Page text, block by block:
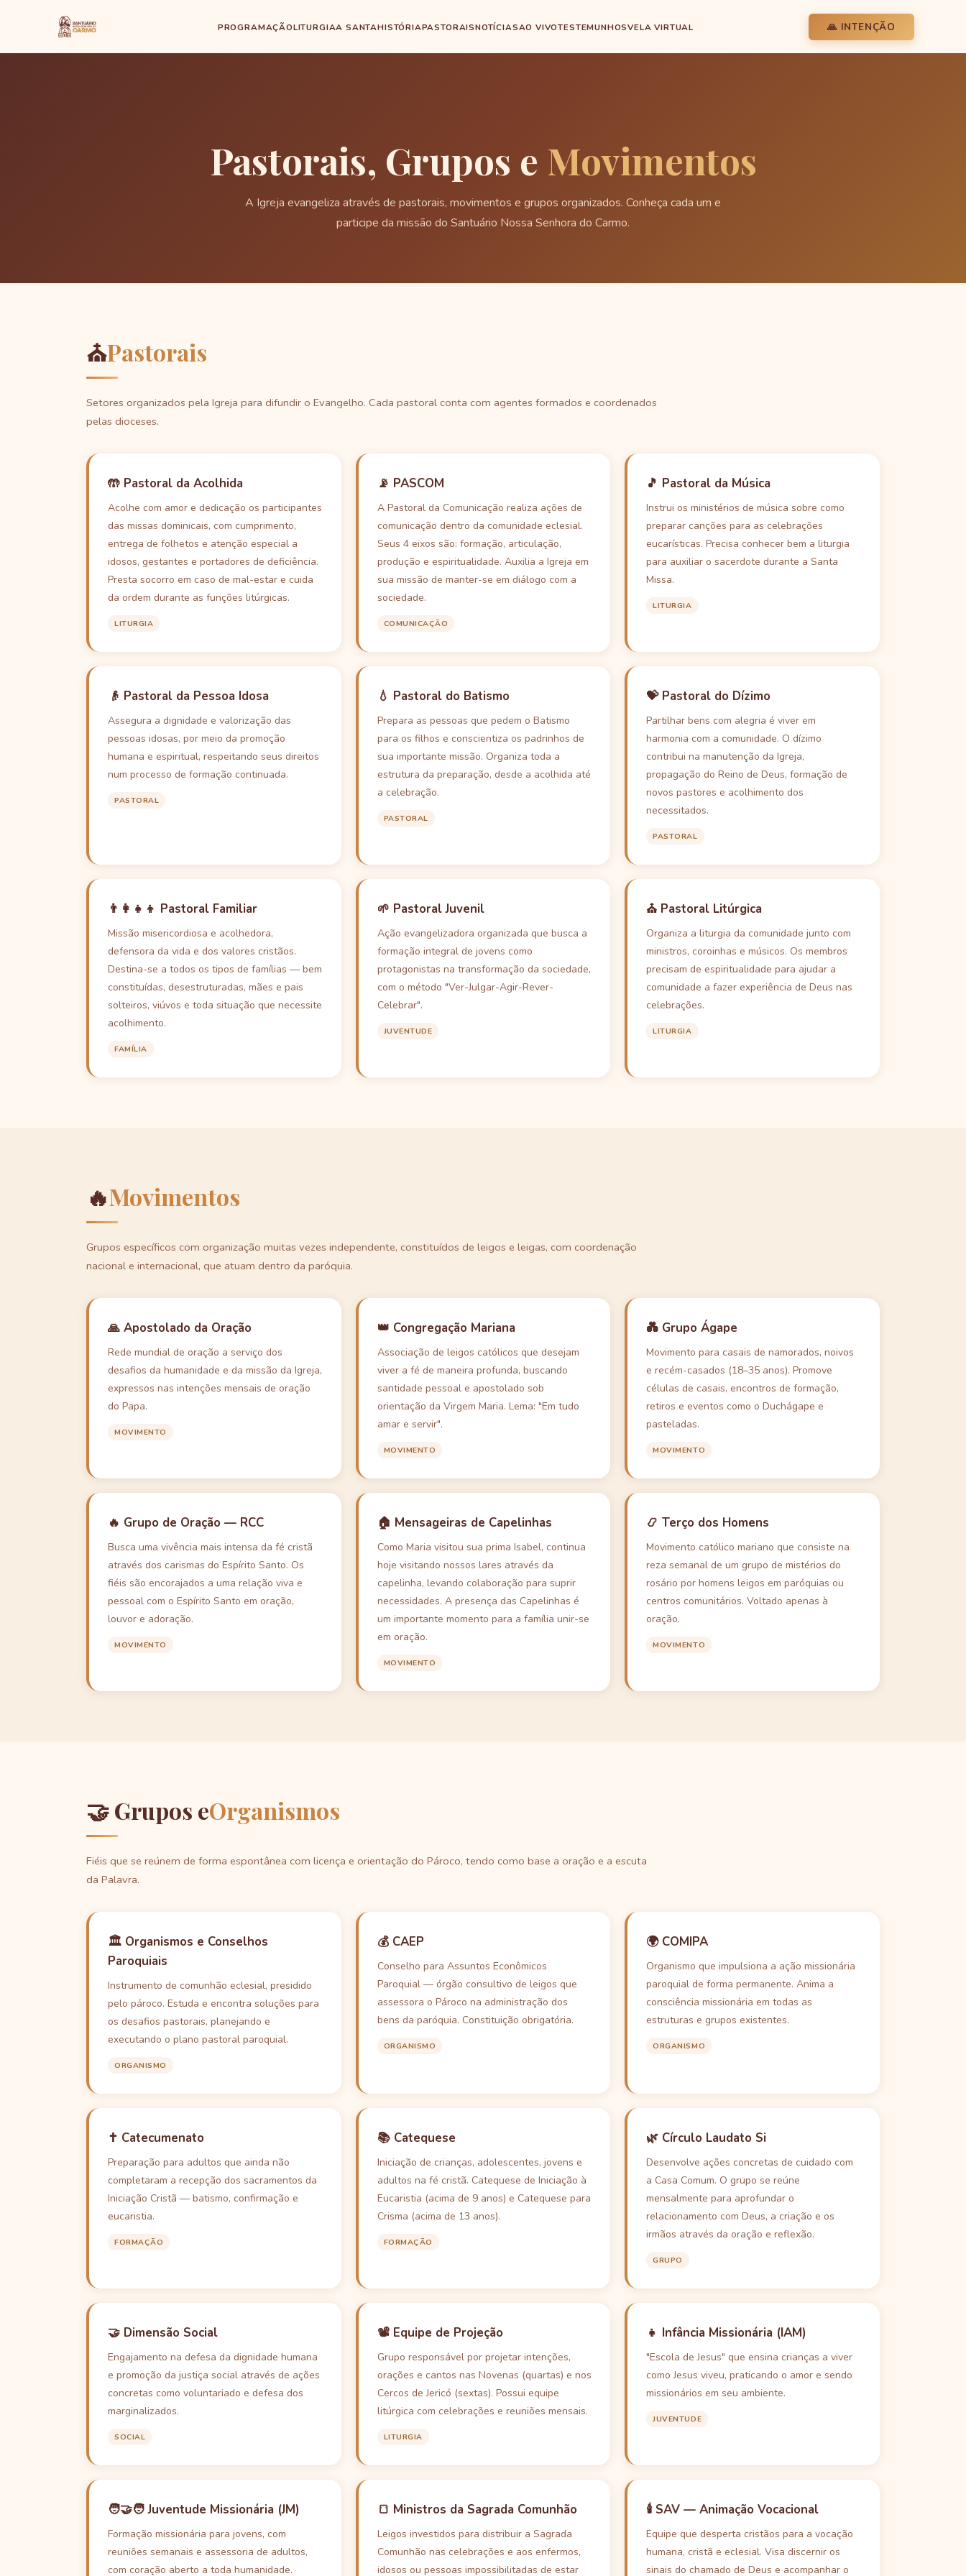
PROGRAMAÇÃOLITURGIAA SANTAHISTÓRIAPASTORAISNOTÍCIASAO VIVOTESTEMUNHOSVELA VIRTUAL 🙏 INTENÇÃO
Pastorais, Grupos e Movimentos
A Igreja evangeliza através de pastorais, movimentos e grupos organizados. Conheça cada um e
participe da missão do Santuário Nossa Senhora do Carmo.
⛪Pastorais
Setores organizados pela Igreja para difundir o Evangelho. Cada pastoral conta com agentes formados e coordenados
pelas dioceses.
🤲 Pastoral da Acolhida
Acolhe com amor e dedicação os participantes
das missas dominicais, com cumprimento,
entrega de folhetos e atenção especial a
idosos, gestantes e portadores de deficiência.
Presta socorro em caso de mal-estar e cuida
da ordem durante as funções litúrgicas.
LITURGIA
📡 PASCOM
A Pastoral da Comunicação realiza ações de
comunicação dentro da comunidade eclesial.
Seus 4 eixos são: formação, articulação,
produção e espiritualidade. Auxilia a Igreja em
sua missão de manter-se em diálogo com a
sociedade.
COMUNICAÇÃO
🎵 Pastoral da Música
Instrui os ministérios de música sobre como
preparar canções para as celebrações
eucarísticas. Precisa conhecer bem a liturgia
para auxiliar o sacerdote durante a Santa
Missa.
LITURGIA
👴 Pastoral da Pessoa Idosa
Assegura a dignidade e valorização das
pessoas idosas, por meio da promoção
humana e espiritual, respeitando seus direitos
num processo de formação continuada.
PASTORAL
💧 Pastoral do Batismo
Prepara as pessoas que pedem o Batismo
para os filhos e conscientiza os padrinhos de
sua importante missão. Organiza toda a
estrutura da preparação, desde a acolhida até
a celebração.
PASTORAL
💝 Pastoral do Dízimo
Partilhar bens com alegria é viver em
harmonia com a comunidade. O dízimo
contribui na manutenção da Igreja,
propagação do Reino de Deus, formação de
novos pastores e acolhimento dos
necessitados.
PASTORAL
👨‍👩‍👧‍👦 Pastoral Familiar
Missão misericordiosa e acolhedora,
defensora da vida e dos valores cristãos.
Destina-se a todos os tipos de famílias — bem
constituídas, desestruturadas, mães e pais
solteiros, viúvos e toda situação que necessite
acolhimento.
FAMÍLIA
🌱 Pastoral Juvenil
Ação evangelizadora organizada que busca a
formação integral de jovens como
protagonistas na transformação da sociedade,
com o método "Ver-Julgar-Agir-Rever-
Celebrar".
JUVENTUDE
⛪ Pastoral Litúrgica
Organiza a liturgia da comunidade junto com
ministros, coroinhas e músicos. Os membros
precisam de espiritualidade para ajudar a
comunidade a fazer experiência de Deus nas
celebrações.
LITURGIA
🔥Movimentos
Grupos específicos com organização muitas vezes independente, constituídos de leigos e leigas, com coordenação
nacional e internacional, que atuam dentro da paróquia.
🙏 Apostolado da Oração
Rede mundial de oração a serviço dos
desafios da humanidade e da missão da Igreja,
expressos nas intenções mensais de oração
do Papa.
MOVIMENTO
👑 Congregação Mariana
Associação de leigos católicos que desejam
viver a fé de maneira profunda, buscando
santidade pessoal e apostolado sob
orientação da Virgem Maria. Lema: "Em tudo
amar e servir".
MOVIMENTO
💑 Grupo Ágape
Movimento para casais de namorados, noivos
e recém-casados (18–35 anos). Promove
células de casais, encontros de formação,
retiros e eventos como o Duchágape e
pasteladas.
MOVIMENTO
🔥 Grupo de Oração — RCC
Busca uma vivência mais intensa da fé cristã
através dos carismas do Espírito Santo. Os
fiéis são encorajados a uma relação viva e
pessoal com o Espírito Santo em oração,
louvor e adoração.
MOVIMENTO
🏠 Mensageiras de Capelinhas
Como Maria visitou sua prima Isabel, continua
hoje visitando nossos lares através da
capelinha, levando colaboração para suprir
necessidades. A presença das Capelinhas é
um importante momento para a família unir-se
em oração.
MOVIMENTO
📿 Terço dos Homens
Movimento católico mariano que consiste na
reza semanal de um grupo de mistérios do
rosário por homens leigos em paróquias ou
centros comunitários. Voltado apenas à
oração.
MOVIMENTO
🤝 Grupos eOrganismos
Fiéis que se reúnem de forma espontânea com licença e orientação do Pároco, tendo como base a oração e a escuta
da Palavra.
🏛️ Organismos e Conselhos
Paroquiais
Instrumento de comunhão eclesial, presidido
pelo pároco. Estuda e encontra soluções para
os desafios pastorais, planejando e
executando o plano pastoral paroquial.
ORGANISMO
💰 CAEP
Conselho para Assuntos Econômicos
Paroquial — órgão consultivo de leigos que
assessora o Pároco na administração dos
bens da paróquia. Constituição obrigatória.
ORGANISMO
🌍 COMIPA
Organismo que impulsiona a ação missionária
paroquial de forma permanente. Anima a
consciência missionária em todas as
estruturas e grupos existentes.
ORGANISMO
✝️ Catecumenato
Preparação para adultos que ainda não
completaram a recepção dos sacramentos da
Iniciação Cristã — batismo, confirmação e
eucaristia.
FORMAÇÃO
📚 Catequese
Iniciação de crianças, adolescentes, jovens e
adultos na fé cristã. Catequese de Iniciação à
Eucaristia (acima de 9 anos) e Catequese para
Crisma (acima de 13 anos).
FORMAÇÃO
🌿 Círculo Laudato Si
Desenvolve ações concretas de cuidado com
a Casa Comum. O grupo se reúne
mensalmente para aprofundar o
relacionamento com Deus, a criação e os
irmãos através da oração e reflexão.
GRUPO
🤝 Dimensão Social
Engajamento na defesa da dignidade humana
e promoção da justiça social através de ações
concretas como voluntariado e defesa dos
marginalizados.
SOCIAL
📽️ Equipe de Projeção
Grupo responsável por projetar intenções,
orações e cantos nas Novenas (quartas) e nos
Cercos de Jericó (sextas). Possui equipe
litúrgica com celebrações e reuniões mensais.
LITURGIA
👧 Infância Missionária (IAM)
"Escola de Jesus" que ensina crianças a viver
como Jesus viveu, praticando o amor e sendo
missionários em seu ambiente.
JUVENTUDE
🧑‍🤝‍🧑 Juventude Missionária (JM)
Formação missionária para jovens, com
reuniões semanais e assessoria de adultos,
com coração aberto a toda humanidade.
🍞 Ministros da Sagrada Comunhão
Leigos investidos para distribuir a Sagrada
Comunhão nas celebrações e aos enfermos,
idosos ou pessoas impossibilitadas de estar
🕯️ SAV — Animação Vocacional
Equipe que desperta cristãos para a vocação
humana, cristã e eclesial. Visa discernir os
sinais do chamado de Deus e acompanhar o